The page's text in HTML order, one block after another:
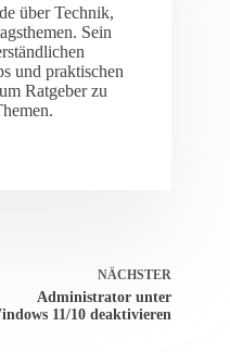
über Technik,
Sein
und praktischen
Ratgeber zu
NÄCHSTER
Administrator unter
11/10 deaktivieren